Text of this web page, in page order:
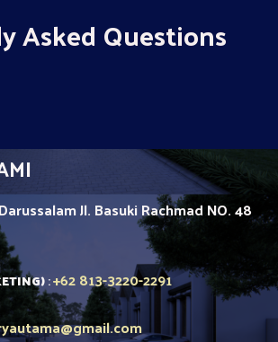
Asked Questions
Jl. Basuki Rachmad NO. 48
:+62 813-3220-2291
@gmail.com